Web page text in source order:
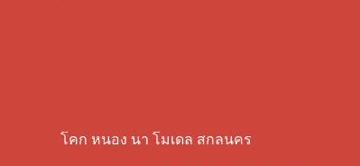
โคก หนอง นา โมเดล สกลนคร